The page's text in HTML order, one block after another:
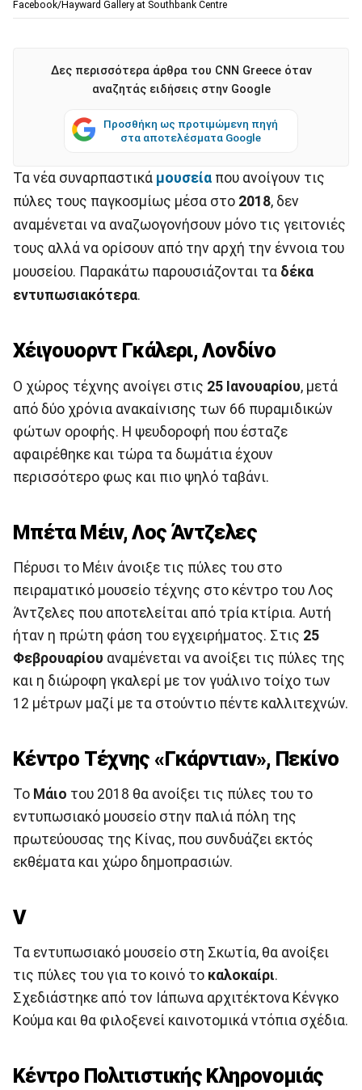
Facebook/Hayward Gallery at Southbank Centre
Δες περισσότερα άρθρα του CNN Greece όταν
αναζητάς ειδήσεις στην Google
Προσθήκη ως προτιμώμενη πηγή
στα αποτελέσματα Google
Τα νέα συναρπαστικά μουσεία που ανοίγουν τις
πύλες τους παγκοσμίως μέσα στο 2018, δεν
αναμένεται να αναζωογονήσουν μόνο τις γειτονιές
τους αλλά να ορίσουν από την αρχή την έννοια του
μουσείου. Παρακάτω παρουσιάζονται τα δέκα
εντυπωσιακότερα.
Χέιγουορντ Γκάλερι, Λονδίνο
Ο χώρος τέχνης ανοίγει στις 25 Ιανουαρίου, μετά
από δύο χρόνια ανακαίνισης των 66 πυραμιδικών
φώτων οροφής. Η ψευδοροφή που έσταζε
αφαιρέθηκε και τώρα τα δωμάτια έχουν
περισσότερο φως και πιο ψηλό ταβάνι.
Μπέτα Μέιν, Λος Άντζελες
Πέρυσι το Μέιν άνοιξε τις πύλες του στο
πειραματικό μουσείο τέχνης στο κέντρο του Λος
Άντζελες που αποτελείται από τρία κτίρια. Αυτή
ήταν η πρώτη φάση του εγχειρήματος. Στις 25
Φεβρουαρίου αναμένεται να ανοίξει τις πύλες της
και η διώροφη γκαλερί με τον γυάλινο τοίχο των
12 μέτρων μαζί με τα στούντιο πέντε καλλιτεχνών.
Κέντρο Τέχνης «Γκάρντιαν», Πεκίνο
Το Μάιο του 2018 θα ανοίξει τις πύλες του το
εντυπωσιακό μουσείο στην παλιά πόλη της
πρωτεύουσας της Κίνας, που συνδυάζει εκτός
εκθέματα και χώρο δημοπρασιών.
V
Τα εντυπωσιακό μουσείο στη Σκωτία, θα ανοίξει
τις πύλες του για το κοινό το καλοκαίρι.
Σχεδιάστηκε από τον Ιάπωνα αρχιτέκτονα Κένγκο
Κούμα και θα φιλοξενεί καινοτομικά ντόπια σχέδια.
Κέντρο Πολιτιστικής Κληρονομιάς